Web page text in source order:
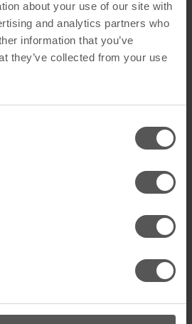
about your use of our site with
and analytics partners who
information that you’ve
they’ve collected from your use
Mehr anzeigen
Lüftungsprofil Alu